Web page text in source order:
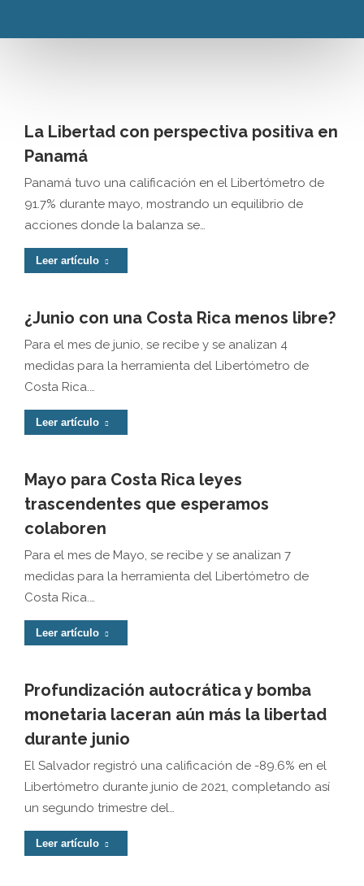
La Libertad con perspectiva positiva en
Panamá
Panamá tuvo una calificación en el Libertómetro de
91.7% durante mayo, mostrando un equilibrio de
acciones donde la balanza se…
Leer artículo
¿Junio con una Costa Rica menos libre?
Para el mes de junio, se recibe y se analizan 4
medidas para la herramienta del Libertómetro de
Costa Rica.…
Leer artículo
Mayo para Costa Rica leyes
trascendentes que esperamos
colaboren
Para el mes de Mayo, se recibe y se analizan 7
medidas para la herramienta del Libertómetro de
Costa Rica.…
Leer artículo
Profundización autocrática y bomba
monetaria laceran aún más la libertad
durante junio
El Salvador registró una calificación de -89.6% en el
Libertómetro durante junio de 2021, completando así
un segundo trimestre del…
Leer artículo